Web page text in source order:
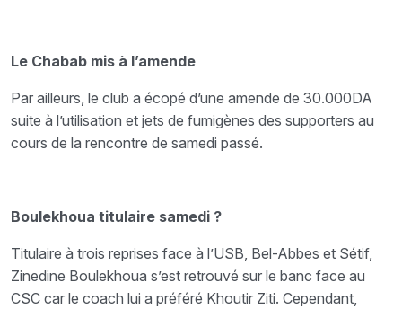
Le Chabab mis à l’amende
Par ailleurs, le club a écopé d’une amende de 30.000DA
suite à l’utilisation et jets de fumigènes des supporters au
cours de la rencontre de samedi passé.
Boulekhoua titulaire samedi ?
Titulaire à trois reprises face à l’USB, Bel-Abbes et Sétif,
Zinedine Boulekhoua s’est retrouvé sur le banc face au
CSC car le coach lui a préféré Khoutir Ziti. Cependant,